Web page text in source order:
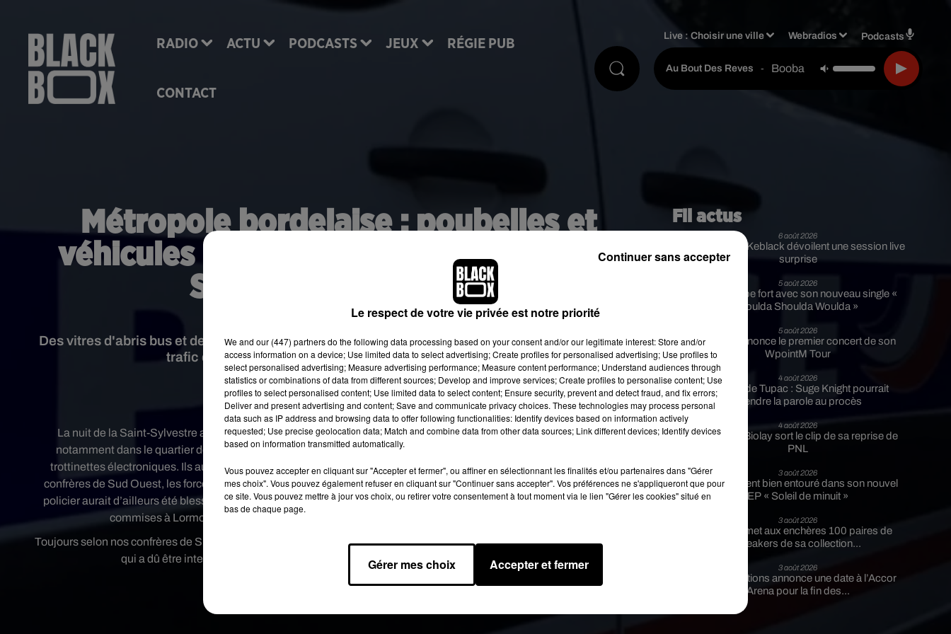
RADIO ACTU PODCASTS JEUX RÉGIE PUB
CONTACT
Live :Choisir une ville Webradios Podcasts
Au Bout Des Reves - Booba Feat. Trade Union
Métropole bordelaise : poubelles et
véhicules incendiés, la nuit de la Saint-
Sylvestre très agitée
Des vitres d'abris bus et de stations de tram ont également été brisées entraînant l'interruption du
trafic des trams pendant plusieurs heures durant la nuit.
Crédit image: CCO
La nuit de la Saint-Sylvestre a été particulièrement agitée cette année dans lamétropole Bordelaise. À Bordeaux,
notamment dans le quartier des Aubiers, des jeunes auraient incendié des véhicules, des poubelles ou encore des
trottinettes électroniques. Ils auraient également brisé les vitres de plusieurs stations de tram et abris bus. Selon nos
confrères de Sud Ouest, les forces de l’ordre, qui se sont rendues sur place, ont dû faire face à des jets de projectiles. Un
policier aurait d’ailleurs été blessé après avoir reçu une pierre en plein visage. D’autres dégradations ont également été
commises à Lormont, dans le quartier de Thouars à Talence, à Bègles ou encore à Mérignac.
Toujours selon nos confrères de Sud Ouest, ces dégradations n’ont pas été sans conséquences sur la circulation des trams
qui a dû être interrompue plusieurs heures alors qu’ils étaient censés rouler toute la nuit.
Plusieurs enquêtes ont été ouvertes.
Fil actus
6 août 2026
Franglish et Keblack dévoilent une session live
surprise
5 août 2026
Russ frappe fort avec son nouveau single «
Coulda Shoulda Woulda »
5 août 2026
Tiakola annonce le premier concert de son
WpointM Tour
4 août 2026
Meurtre de Tupac : Suge Knight pourrait
prendre la parole au procès
4 août 2026
Benjamin Biolay sort le clip de sa reprise de
PNL
3 août 2026
Rim’K revient bien entouré dans son nouvel
EP « Soleil de minuit »
3 août 2026
Eminem met aux enchères 100 paires de
sneakers de sa collection...
3 août 2026
Lena Situations annonce une date à l’Accor
Arena pour la fin des...
Le respect de votre vie privée est notre priorité
We and our (447) partnersdo the following data processing based on your consent and/or our legitimate interest: Store and/or
access information on a device; Use limited data to select advertising; Create profiles for personalised advertising; Use profiles to
select personalised advertising; Measure advertising performance; Measure content performance; Understand audiences through
statistics or combinations of data from different sources; Develop and improve services; Create profiles to personalise content; Use
profiles to select personalised content; Use limited data to select content; Ensure security, prevent and detect fraud, and fix errors;
Deliver and present advertising and content; Save and communicate privacy choices. These technologies may process personal
data such as IP address and browsing data to offer following functionalities: Identify devices based on information actively
requested; Use precise geolocation data; Match and combine data from other data sources; Link different devices; Identify devices
based on information transmitted automatically.
Vous pouvez accepter en cliquant sur "Accepter et fermer", ou affiner en sélectionnant les finalités et/ou partenaires dans "Gérer
mes choix". Vous pouvez également refuser en cliquant sur "Continuer sans accepter". Vos préférences ne s'appliqueront que pour
ce site. Vous pouvez mettre à jour vos choix, ou retirer votre consentement à tout moment via le lien "Gérer les cookies" situé en
bas de chaque page.
Gérer mes choix Accepter et fermer
Continuer sans accepter